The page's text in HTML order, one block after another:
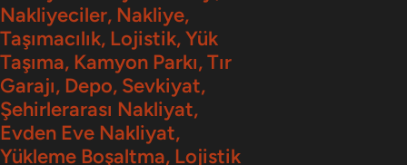
Nakliyeciler, Nakliye,
Taşımacılık, Lojistik, Yük
Taşıma, Kamyon Parkı, Tır
Garajı, Depo, Sevkiyat,
Şehirlerarası Nakliyat,
Evden Eve Nakliyat,
Yükleme Boşaltma, Lojistik